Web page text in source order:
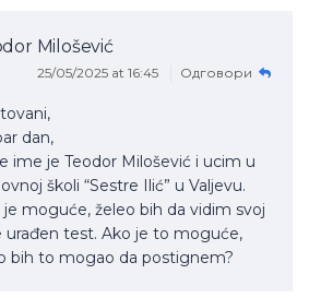
Milošević
25/05/2025 at 16:45 Одговори
dan,
ime je Teodor Milošević i ucim u
školi “Sestre Ilić” u Valjevu.
je moguće, želeo bih da vidim svoj
urađen test. Ako je to moguće,
bih to mogao da postignem?